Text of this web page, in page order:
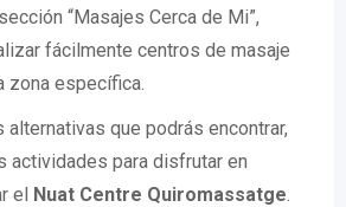
“Masajes Cerca de Mi”,
fácilmente centros de masaje
zona específica.
alternativas que podrás encontrar,
actividades para disfrutar en
el Nuat Centre Quiromassatge